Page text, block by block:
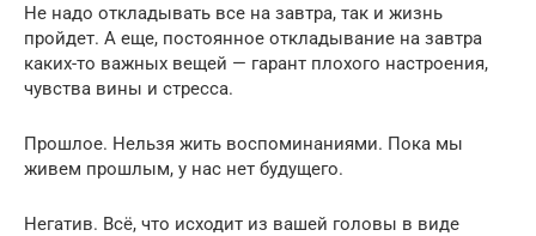
Не надо откладывать все на завтра, так и жизнь
пройдет. А еще, постоянное откладывание на завтра
каких-то важных вещей — гарант плохого настроения,
чувства вины и стресса.
Прошлое. Нельзя жить воспоминаниями. Пока мы
живем прошлым, у нас нет будущего.
Негатив. Всё, что исходит из вашей головы в виде